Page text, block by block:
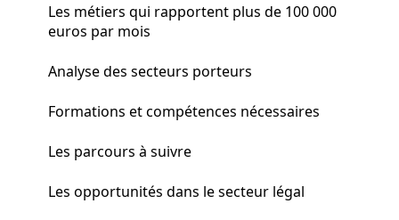
Les métiers qui rapportent plus de 100 000
euros par mois
Analyse des secteurs porteurs
Formations et compétences nécessaires
Les parcours à suivre
Les opportunités dans le secteur légal